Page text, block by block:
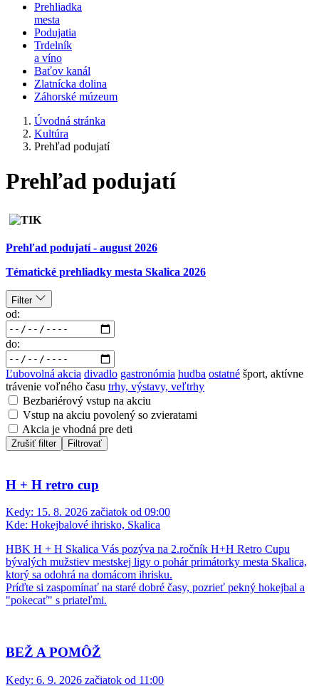
Prehliadka
mesta
Podujatia
Trdelník
a víno
Baťov kanál
Zlatnícka dolina
Záhorské múzeum
Úvodná stránka
Kultúra
Prehľad podujatí
Prehľad podujatí
Prehľad podujatí - august 2026
Tématické prehliadky mesta Skalica 2026
Filter
od:
do:
Ľubovolná akcia divadlo gastronómia hudba ostatné šport, aktívne
trávenie voľného času trhy, výstavy, veľtrhy
Bezbariérový vstup na akciu
Vstup na akciu povolený so zvieratami
Akcia je vhodná pre deti
Zrušiť filter Filtrovať
H + H retro cup
Kedy: 15. 8. 2026 začiatok od 09:00
Kde: Hokejbalové ihrisko, Skalica
HBK H + H Skalica Vás pozýva na 2.ročník H+H Retro Cupu
bývalých mužstiev mestskej ligy o pohár primátorky mesta Skalica,
ktorý sa odohrá na domácom ihrisku.
Príďte si zaspomínať na staré dobré časy, pozrieť pekný hokejbal a
"pokecať" s priateľmi.
BEŽ A POMÔŽ
Kedy: 6. 9. 2026 začiatok od 11:00